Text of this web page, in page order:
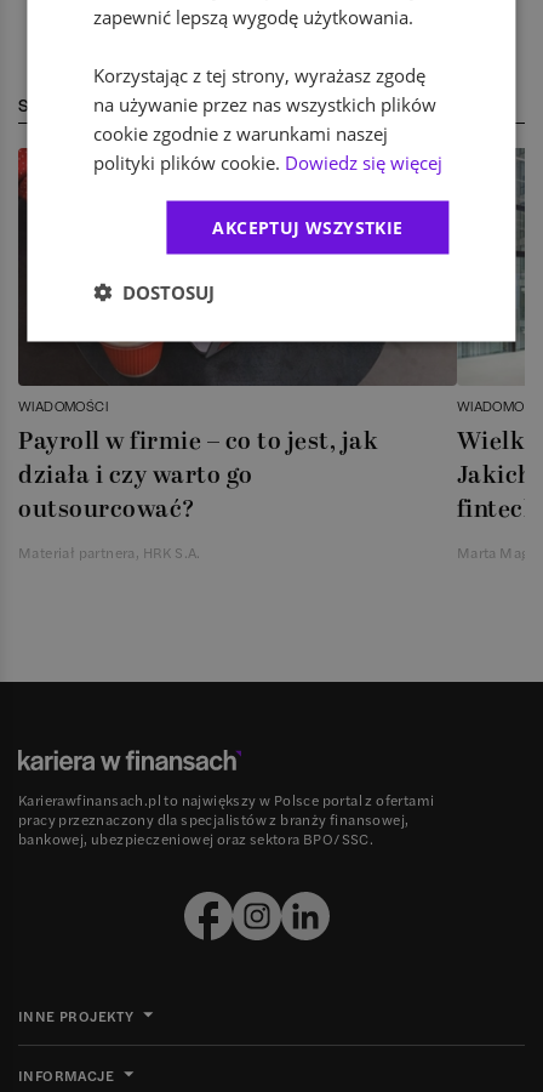
STREFA EKSPERTA
WIADOMOŚCI
Payroll w firmie – co to jest, jak
działa i czy warto go
outsourcować?
Materiał partnera, HRK S.A.
Jakich
Marta
Karierawfinansach.pl to największy w Polsce portal z ofertami
pracy przeznaczony dla specjalistów z branży finansowej,
bankowej, ubezpieczeniowej oraz sektora BPO/SSC.
INNE PROJEKTY
INFORMACJE
zapewnić lepszą wygodę użytkowania.
Korzystając z tej strony, wyrażasz zgodę
na używanie przez nas wszystkich plików
cookie zgodnie z warunkami naszej
polityki plików cookie. Dowiedz się więcej
AKCEPTUJ WSZYSTKIE
DOSTOSUJ